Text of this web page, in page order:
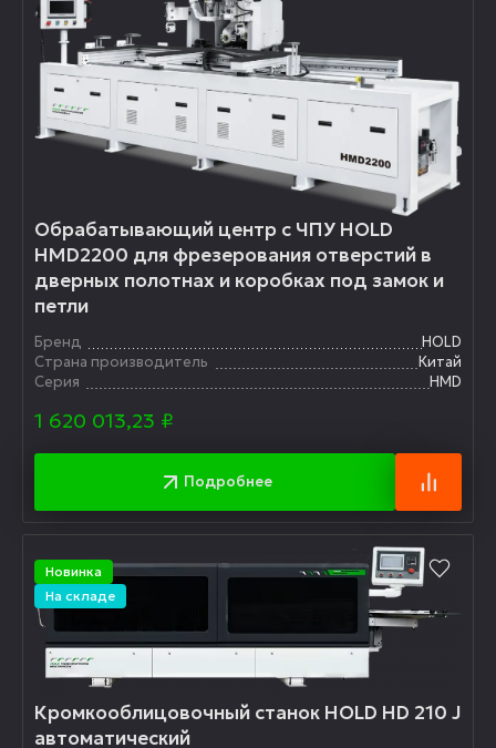
Обрабатывающий центр с ЧПУ HOLD
HMD2200 для фрезерования отверстий в
дверных полотнах и коробках под замок и
петли
Бренд
HOLD
Страна производитель
Китай
Серия
HMD
1 620 013,23 ₽
Подробнее
Новинка
На складе
Кромкооблицовочный станок HOLD HD 210 J
автоматический